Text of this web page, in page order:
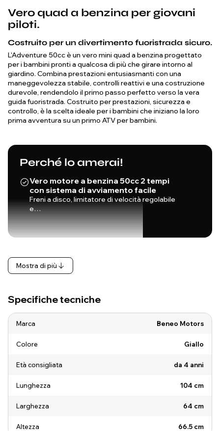
Vero quad a benzina per giovani
piloti.
Costruito per un divertimento fuoristrada sicuro.
L'Adventure 50cc è un vero mini quad a benzina progettato
per i bambini pronti a qualcosa di più che girare intorno al
giardino. Combina prestazioni entusiasmanti con una
maneggevolezza stabile, controlli reattivi e una costruzione
durevole, rendendolo il primo passo perfetto verso la vera
guida fuoristrada. Costruito per prestazioni, sicurezza e
controllo, è la scelta ideale per i bambini che iniziano la loro
prima avventura su un primo ATV per bambini.
Perché lo amerai!
Vero motore a benzina 50cc 2 tempi
con sistema di avviamento facile
Freni a disco, limitatore di velocità regolabile
e…
Mostra di più
Specifiche tecniche
Marca Beneo Motors
Colore Giallo
Età consigliata da 4 anni
Lunghezza 104 cm
Larghezza 64 cm
Altezza 66.5 cm